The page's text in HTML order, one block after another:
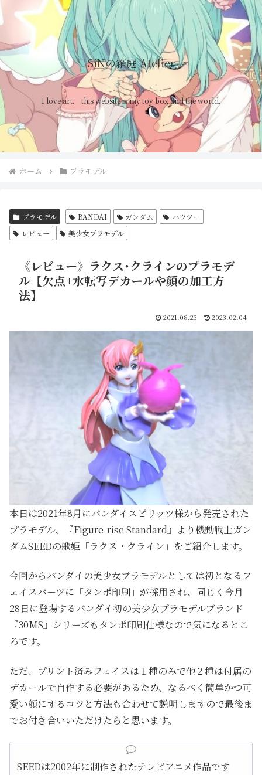
SiNの箱庭 Atelier
I love art. this website is my toy box and the world.
ホーム プラモデル
プラモデル BANDAI ガンダム
ハウツー
レビュー
美少女プラモデル
《レビュー》ラクス･クラインのプラモデ
ル【欠点+水転写デカールや顔の加工方
法】
2021.08.23 2023.02.04
本日は2021年8月にバンダイスピリッツ様から発売された
プラモデル、『Figure-rise Standard』より機動戦士ガン
ダムSEEDの歌姫「ラクス・クライン」をご紹介します。
今回からバンダイの美少女プラモデルとしては初となるフ
ェイスパーツに「タンポ印刷」が採用され、同じく今月
28日に登場するバンダイ初の美少女プラモデルブランド
『30MS』シリーズもタンポ印刷仕様なので気になるとこ
ろです。
ただ、プリント済みフェイスは１種のみで他２種は付属の
デカールで自作する必要があるため、なるべく簡単かつ可
愛い顔にするコツと方法も合わせて説明しますので最後ま
でお付き合いいただけたらと思います。
SEEDは2002年に制作されたテレビアニメ作品です